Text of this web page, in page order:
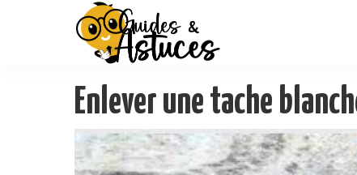
Enlever une tache